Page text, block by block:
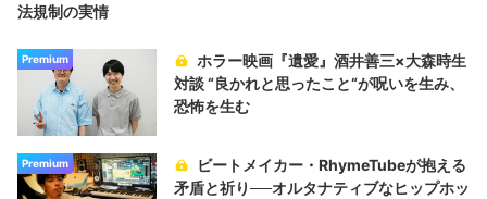
法規制の実情
Premium
ホラー映画『遺愛』酒井善三×大森時生
対談 “良かれと思ったこと“が呪いを生み、
恐怖を生む
Premium
ビートメイカー・RhymeTubeが抱える
矛盾と祈り──オルタナティブなヒップホッ